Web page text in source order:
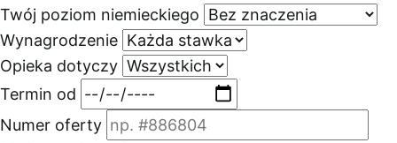
Twój poziom niemieckiego
Wynagrodzenie
Opieka dotyczy
Termin od
Numer oferty